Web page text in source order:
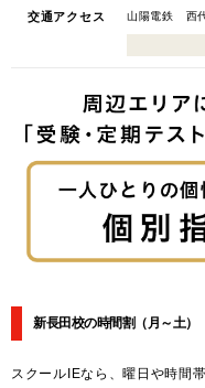
交通アクセス 山陽電鉄 西
新長田校の時間割 （月～土）
スクールIEなら、曜日や時間